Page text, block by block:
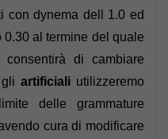
con dynema dell 1.0 ed
al termine del quale
di cambiare
gliartificiali utilizzeremo
delle grammature
cura di modificare